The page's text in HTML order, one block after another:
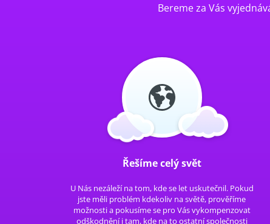
Bereme za Vás
Řešíme celý svět
U Nás nezáleží na tom, kde se let uskutečnil. Pokud
jste měli problém kdekoliv na světě, prověříme
možnosti a pokusíme se pro Vás vykompenzovat
odškodnění i tam, kde na to ostatní společnosti